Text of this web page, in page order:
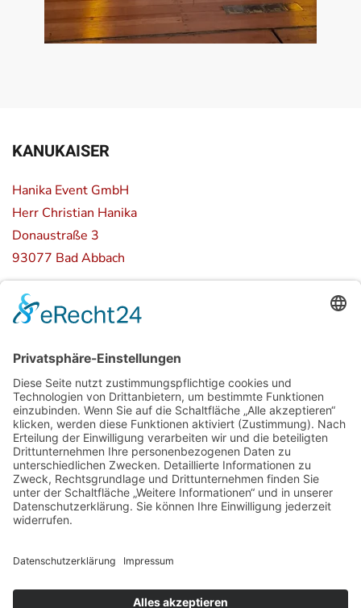
KANUKAISER
Hanika Event GmbH
Herr Christian Hanika
Donaustraße 3
93077 Bad Abbach
Kontakt
info@kanukaiser.com
Cookie-Einstellungen
Datenschutz
Impressum